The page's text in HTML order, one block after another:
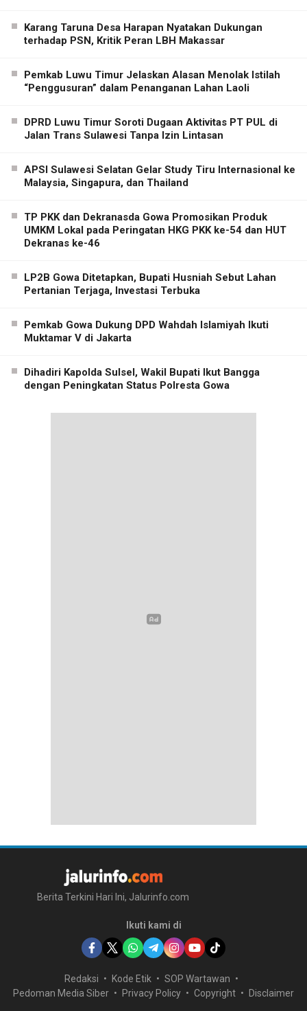
Karang Taruna Desa Harapan Nyatakan Dukungan
terhadap PSN, Kritik Peran LBH Makassar
Pemkab Luwu Timur Jelaskan Alasan Menolak Istilah
“Penggusuran” dalam Penanganan Lahan Laoli
DPRD Luwu Timur Soroti Dugaan Aktivitas PT PUL di
Jalan Trans Sulawesi Tanpa Izin Lintasan
APSI Sulawesi Selatan Gelar Study Tiru Internasional ke
Malaysia, Singapura, dan Thailand
TP PKK dan Dekranasda Gowa Promosikan Produk
UMKM Lokal pada Peringatan HKG PKK ke-54 dan HUT
Dekranas ke-46
LP2B Gowa Ditetapkan, Bupati Husniah Sebut Lahan
Pertanian Terjaga, Investasi Terbuka
Pemkab Gowa Dukung DPD Wahdah Islamiyah Ikuti
Muktamar V di Jakarta
Dihadiri Kapolda Sulsel, Wakil Bupati Ikut Bangga
dengan Peningkatan Status Polresta Gowa
Berita Terkini Hari Ini, Jalurinfo.com
Ikuti kami di
Redaksi Kode Etik
SOP Wartawan
Pedoman Media Siber
Privacy Policy Copyright Disclaimer